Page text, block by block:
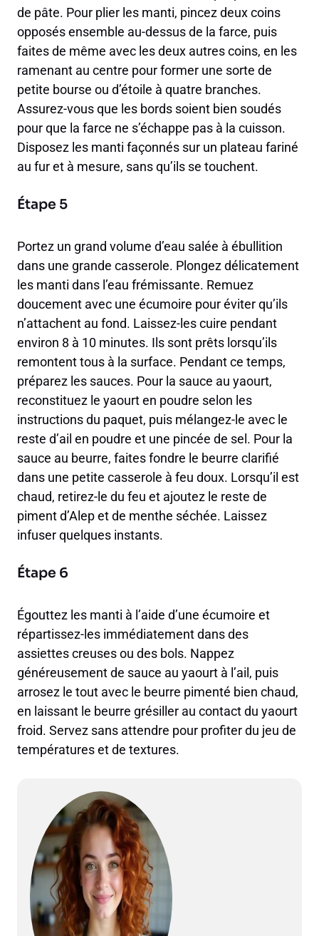
de pâte. Pour plier les manti, pincez deux coins
opposés ensemble au-dessus de la farce, puis
faites de même avec les deux autres coins, en les
ramenant au centre pour former une sorte de
petite bourse ou d’étoile à quatre branches.
Assurez-vous que les bords soient bien soudés
pour que la farce ne s’échappe pas à la cuisson.
Disposez les manti façonnés sur un plateau fariné
au fur et à mesure, sans qu’ils se touchent.
Étape 5
Portez un grand volume d’eau salée à ébullition
dans une grande casserole. Plongez délicatement
les manti dans l’eau frémissante. Remuez
doucement avec une écumoire pour éviter qu’ils
n’attachent au fond. Laissez-les cuire pendant
environ 8 à 10 minutes. Ils sont prêts lorsqu’ils
remontent tous à la surface. Pendant ce temps,
préparez les sauces. Pour la sauce au yaourt,
reconstituez le yaourt en poudre selon les
instructions du paquet, puis mélangez-le avec le
reste d’ail en poudre et une pincée de sel. Pour la
sauce au beurre, faites fondre le beurre clarifié
dans une petite casserole à feu doux. Lorsqu’il est
chaud, retirez-le du feu et ajoutez le reste de
piment d’Alep et de menthe séchée. Laissez
infuser quelques instants.
Étape 6
Égouttez les manti à l’aide d’une écumoire et
répartissez-les immédiatement dans des
assiettes creuses ou des bols. Nappez
généreusement de sauce au yaourt à l’ail, puis
arrosez le tout avec le beurre pimenté bien chaud,
en laissant le beurre grésiller au contact du yaourt
froid. Servez sans attendre pour profiter du jeu de
températures et de textures.